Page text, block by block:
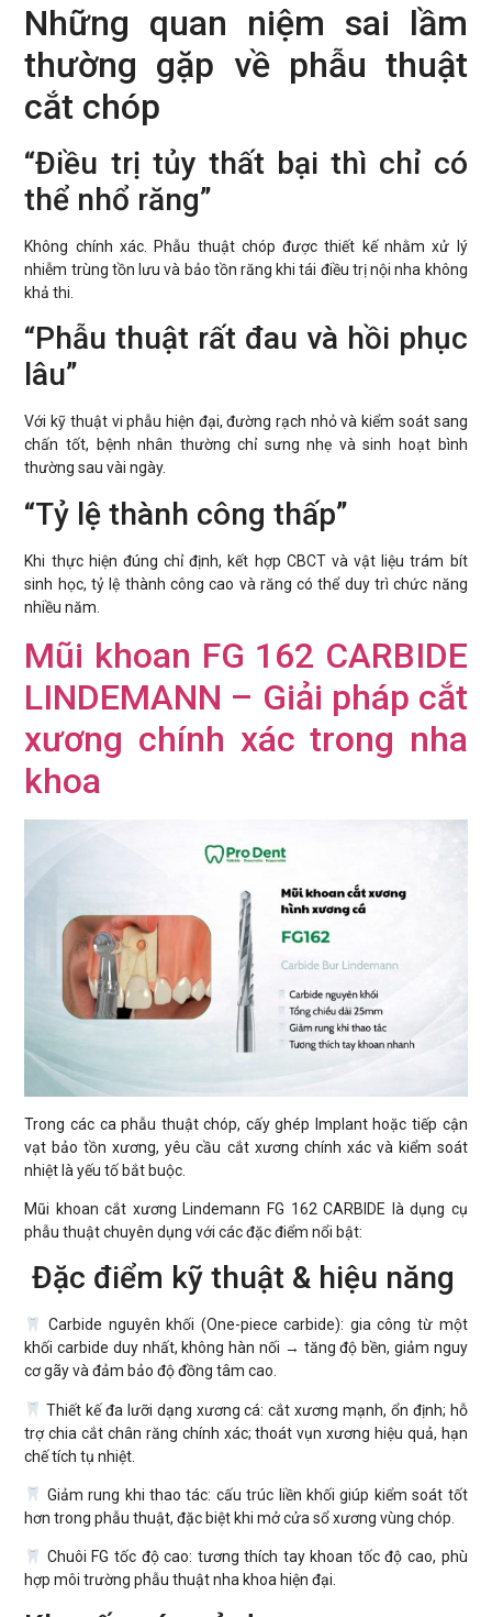
Những quan niệm sai lầm
thường gặp về phẫu thuật
cắt chóp
“Điều trị tủy thất bại thì chỉ có
thể nhổ răng”
Không chính xác. Phẫu thuật chóp được thiết kế nhằm xử lý
nhiễm trùng tồn lưu và bảo tồn răng khi tái điều trị nội nha không
khả thi.
“Phẫu thuật rất đau và hồi phục
lâu”
Với kỹ thuật vi phẫu hiện đại, đường rạch nhỏ và kiểm soát sang
chấn tốt, bệnh nhân thường chỉ sưng nhẹ và sinh hoạt bình
thường sau vài ngày.
“Tỷ lệ thành công thấp”
Khi thực hiện đúng chỉ định, kết hợp CBCT và vật liệu trám bít
sinh học, tỷ lệ thành công cao và răng có thể duy trì chức năng
nhiều năm.
Mũi khoan FG 162 CARBIDE
LINDEMANN – Giải pháp cắt
xương chính xác trong nha
khoa
Trong các ca phẫu thuật chóp, cấy ghép Implant hoặc tiếp cận
vạt bảo tồn xương, yêu cầu cắt xương chính xác và kiểm soát
nhiệt là yếu tố bắt buộc.
Mũi khoan cắt xương Lindemann FG 162 CARBIDE là dụng cụ
phẫu thuật chuyên dụng với các đặc điểm nổi bật:
Đặc điểm kỹ thuật & hiệu năng
Carbide nguyên khối (One-piece carbide): gia công từ một
khối carbide duy nhất, không hàn nối → tăng độ bền, giảm nguy
cơ gãy và đảm bảo độ đồng tâm cao.
Thiết kế đa lưỡi dạng xương cá: cắt xương mạnh, ổn định; hỗ
trợ chia cắt chân răng chính xác; thoát vụn xương hiệu quả, hạn
chế tích tụ nhiệt.
Giảm rung khi thao tác: cấu trúc liền khối giúp kiểm soát tốt
hơn trong phẫu thuật, đặc biệt khi mở cửa sổ xương vùng chóp.
Chuôi FG tốc độ cao: tương thích tay khoan tốc độ cao, phù
hợp môi trường phẫu thuật nha khoa hiện đại.